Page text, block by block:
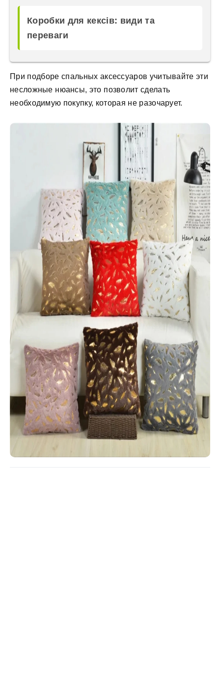
Коробки для кексів: види та
переваги
При подборе спальных аксессуаров учитывайте эти
несложные нюансы, это позволит сделать
необходимую покупку, которая не разочарует.